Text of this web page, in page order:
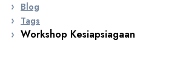
Blog
Tags
Workshop Kesiapsiagaan